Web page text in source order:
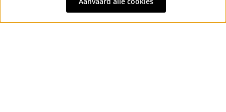
bezorgkosten, indien niet anders vermeld.